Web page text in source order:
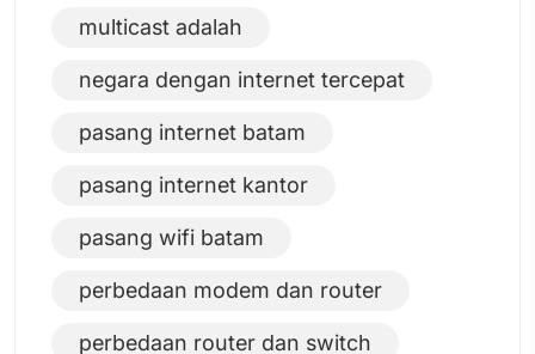
multicast adalah
negara dengan internet tercepat
pasang internet batam
pasang internet kantor
pasang wifi batam
perbedaan modem dan router
perbedaan router dan switch